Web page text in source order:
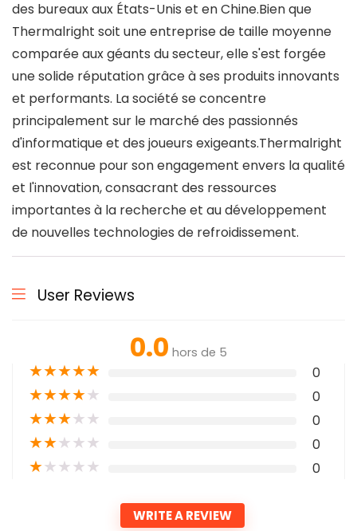
des bureaux aux États-Unis et en Chine.Bien que
Thermalright soit une entreprise de taille moyenne
comparée aux géants du secteur, elle s'est forgée
une solide réputation grâce à ses produits innovants
et performants. La société se concentre
principalement sur le marché des passionnés
d'informatique et des joueurs exigeants.Thermalright
est reconnue pour son engagement envers la qualité
et l'innovation, consacrant des ressources
importantes à la recherche et au développement
de nouvelles technologies de refroidissement.
User Reviews
0.0 hors de 5
★★★★★ 0
★★★★★ 0
★★★★★ 0
★★★★★ 0
★★★★★ 0
WRITE A REVIEW